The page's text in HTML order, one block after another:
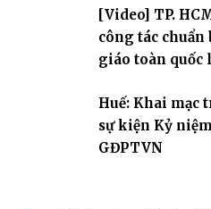
[Video] TP.
công tác chuẩn
giáo toàn quốc
Huế: Khai mạc
sự kiện Kỷ
GĐPTVN